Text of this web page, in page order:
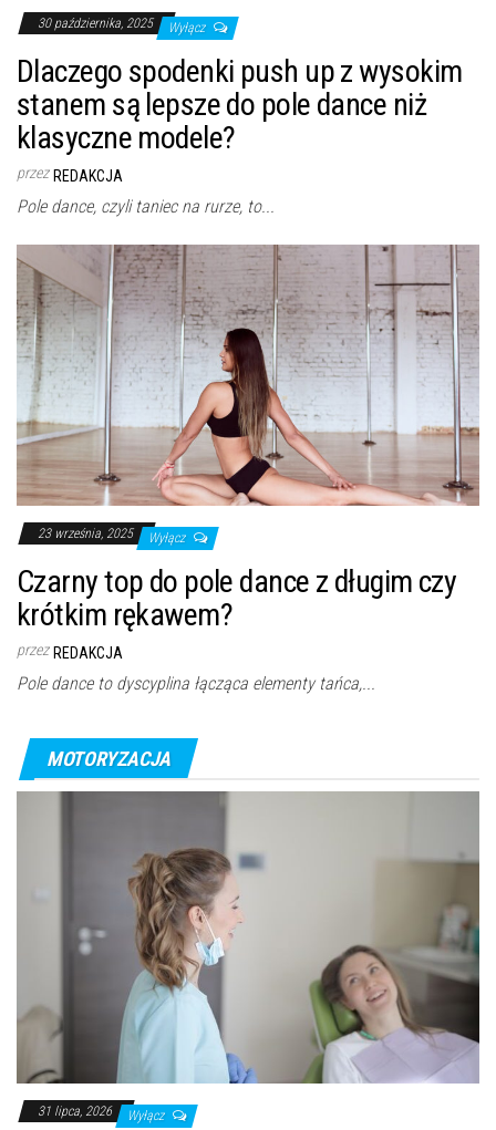
30 października, 2025 Wyłącz
Dlaczego spodenki push up z wysokim
stanem są lepsze do pole dance niż
klasyczne modele?
przez REDAKCJA
Pole dance, czyli taniec na rurze, to...
23 września, 2025 Wyłącz
Czarny top do pole dance z długim czy
krótkim rękawem?
przez REDAKCJA
Pole dance to dyscyplina łącząca elementy tańca,...
MOTORYZACJA
31 lipca, 2026 Wyłącz